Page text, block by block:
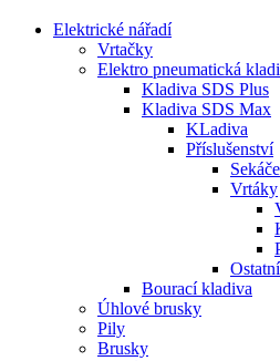
Elektrické nářadí
Vrtačky
Elektro pneumatická
Kladiva SDS Plus
Kladiva SDS Max
KLadiva
Příslušenství
Sekáče
Vrtáky
Bourací kladiva
Úhlové brusky
Pily
Brusky